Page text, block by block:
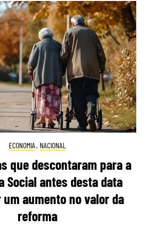
ECONOMIA , NACIONAL
que descontaram para a
Social antes desta data
aumento no valor da
reforma